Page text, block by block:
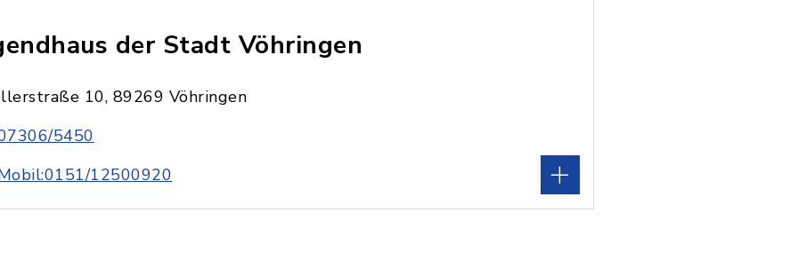
der Stadt Vöhringen
10, 89269 Vöhringen
5450
12500920